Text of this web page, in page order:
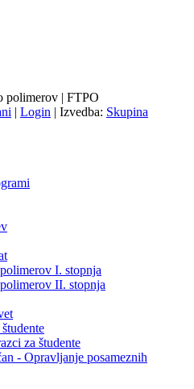
polimerov | FTPO
| Login | Izvedba: Skupina
I. stopnja
II. stopnja
za študente
- Opravljanje posameznih